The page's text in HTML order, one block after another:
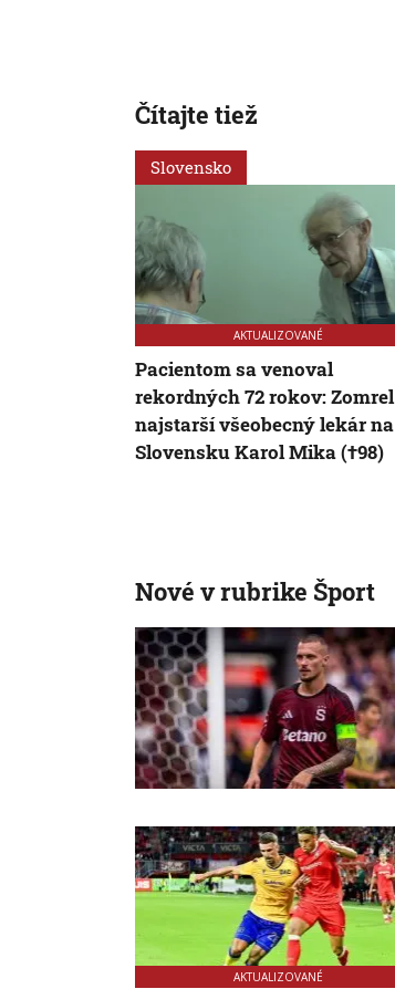
Čítajte tiež
Slovensko
AKTUALIZOVANÉ
Pacientom sa venoval
rekordných 72 rokov: Zomrel
najstarší všeobecný lekár na
Slovensku Karol Mika (†98)
Nové v rubrike Šport
AKTUALIZOVANÉ